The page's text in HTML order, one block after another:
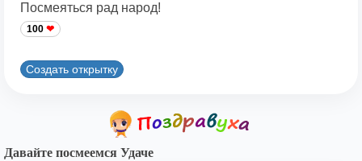
Посмеяться рад народ!
100
Создать открытку
Давайте посмеемся Удаче